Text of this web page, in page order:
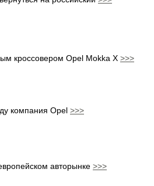
кроссовером Opel Mokka X >>>
компания Opel >>>
авторынке >>>